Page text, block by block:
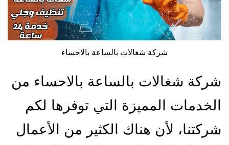
شركة شغالات بالساعة بالاحساء
شركة شغالات بالساعة بالاحساء من
الخدمات المميزة التي توفرها لكم
شركتنا، لأن هناك الكثير من الأعمال